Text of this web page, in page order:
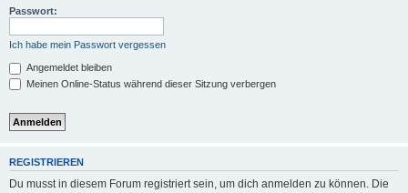
Passwort:
Ich habe mein Passwort vergessen
Angemeldet bleiben
Meinen Online-Status während dieser Sitzung verbergen
REGISTRIEREN
Du musst in diesem Forum registriert sein, um dich anmelden zu können. Die